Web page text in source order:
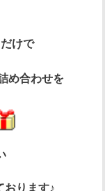
けで
め合わせを